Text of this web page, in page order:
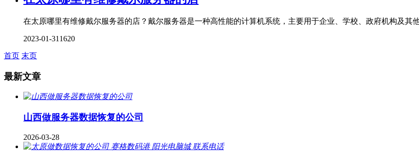
在太原哪里有维修戴尔服务器的店？戴尔服务器是一种高性能的计算机系统，主要用于企业、学校、政府机构及其
2023-01-31 1620
首页 末页
最新文章
山西做服务器数据恢复的公司
2026-03-28